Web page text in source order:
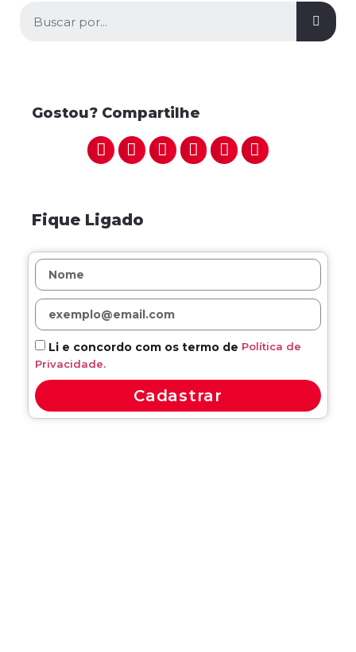
Gostou? Compartilhe
Fique Ligado
Li e concordo com os termo de Política de
Privacidade.
Cadastrar